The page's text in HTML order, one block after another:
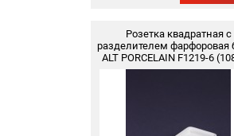
Розетка квадратная с
разделителем фарфоровая
ALT PORCELAIN F1219-6